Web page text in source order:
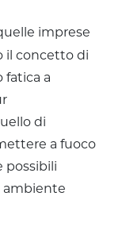
imprese
il concetto di
fatica a
di
a fuoco
possibili
ambiente